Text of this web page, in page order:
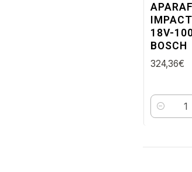
18V-
BOSCH
324,36€
Quantidade